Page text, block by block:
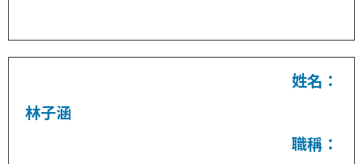
姓名：
林子涵
職稱：